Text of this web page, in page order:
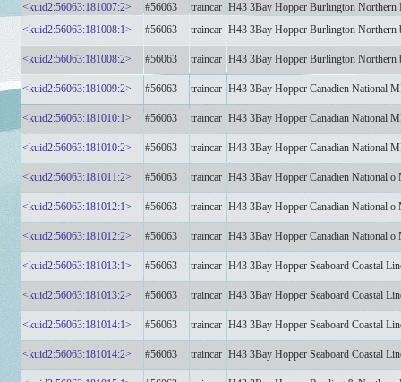
<kuid2:56063:181007:2>
#56063 traincar H43 3Bay Hopper Burlington
<kuid2:56063:181008:1>
#56063 traincar H43 3Bay Hopper Burlington
<kuid2:56063:181008:2> #56063 traincar H43 3Bay Hopper Burlington
<kuid2:56063:181009:2> #56063 traincar H43 3Bay Hopper Canadien National
<kuid2:56063:181010:1> #56063 traincar H43 3Bay Hopper Canadian National
<kuid2:56063:181010:2> #56063 traincar H43 3Bay Hopper Canadian National
<kuid2:56063:181011:2> #56063 traincar H43 3Bay Hopper Canadien National
<kuid2:56063:181012:1> #56063 traincar H43 3Bay Hopper Canadian National
<kuid2:56063:181012:2> #56063 traincar H43 3Bay Hopper Canadian National
<kuid2:56063:181013:1> #56063 traincar H43 3Bay Hopper Seaboard Coastal
<kuid2:56063:181013:2> #56063 traincar H43 3Bay Hopper Seaboard Coastal
<kuid2:56063:181014:1> #56063 traincar H43 3Bay Hopper Seaboard Coastal
<kuid2:56063:181014:2> #56063 traincar H43 3Bay Hopper Seaboard Coastal